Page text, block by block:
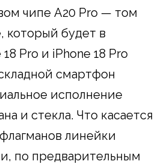
чипе A20 Pro — том
который будет в
Pro и iPhone 18 Pro
смартфон
исполнение
и стекла. Что касается
линейки
по предварительным